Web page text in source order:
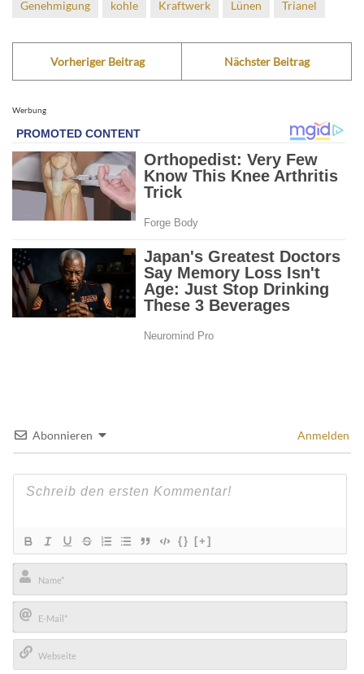
Genehmigung kohle Kraftwerk Lünen Trianel
Vorheriger Beitrag Nächster Beitrag
Werbung
Abonnieren Anmelden
{} [+]
Name*
E-
Mail*